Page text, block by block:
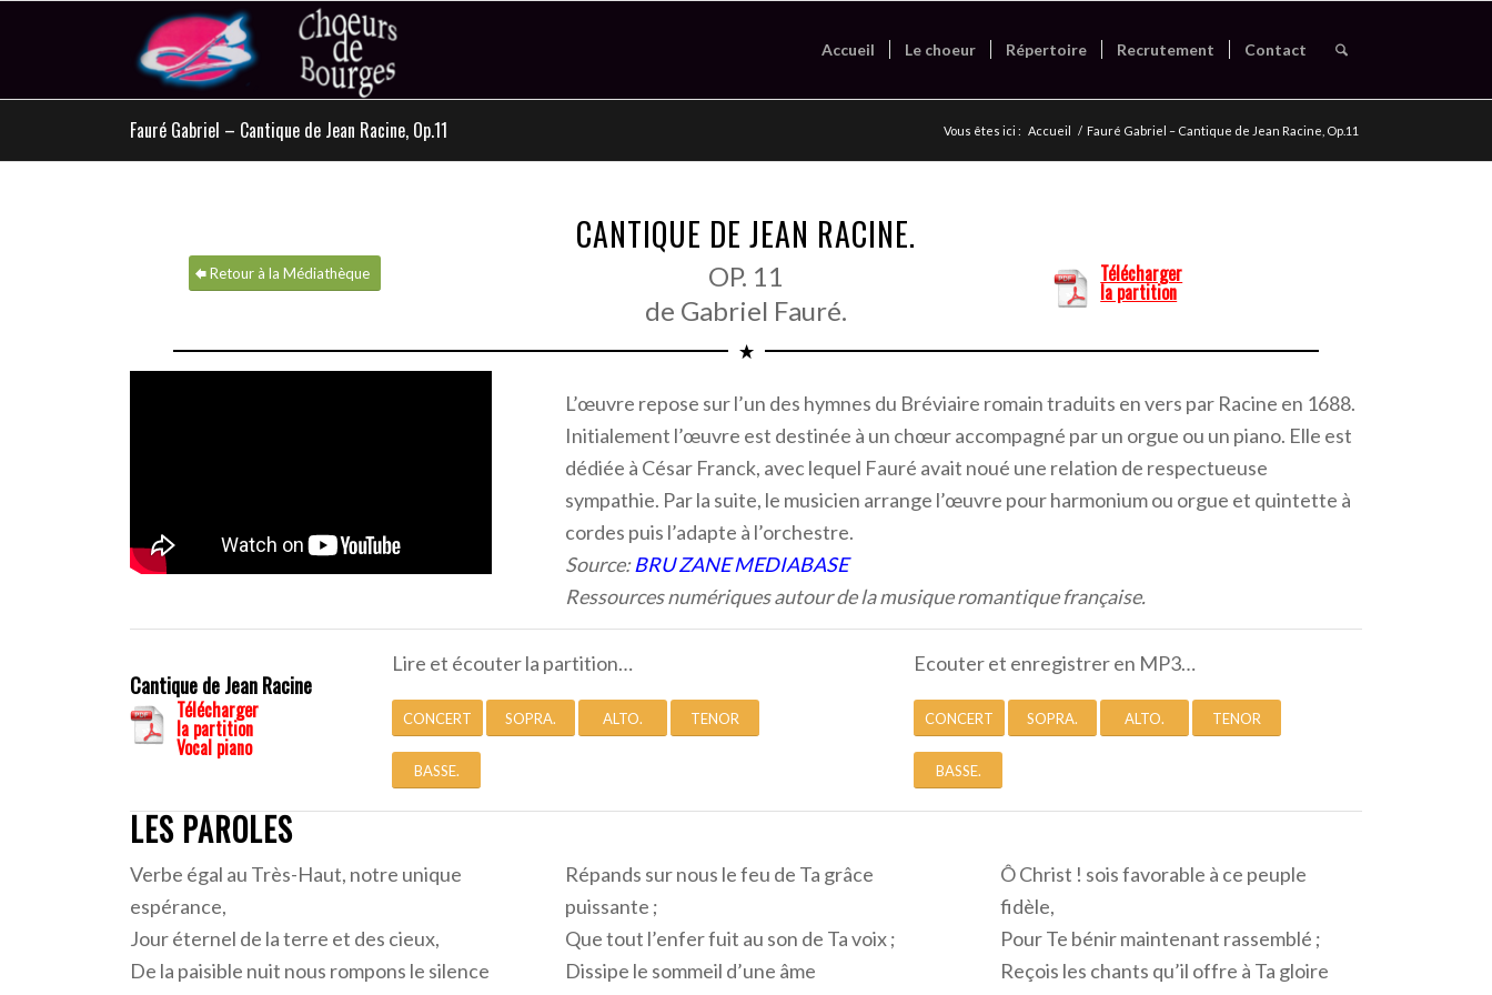
Accueil Le choeur Répertoire Recrutement Contact
Fauré Gabriel – Cantique de Jean Racine, Op.11 Vous êtes ici : Accueil / Fauré Gabriel – Cantique de Jean Racine, Op.11
Retour à la Médiathèque
CANTIQUE DE JEAN RACINE.
OP. 11
de Gabriel Fauré.
Télécharger
la partition
L’œuvre repose sur l’un des hymnes du Bréviaire romain traduits en vers par Racine en 1688.
Initialement l’œuvre est destinée à un chœur accompagné par un orgue ou un piano. Elle est
dédiée à César Franck, avec lequel Fauré avait noué une relation de respectueuse
sympathie. Par la suite, le musicien arrange l’œuvre pour harmonium ou orgue et quintette à
cordes puis l’adapte à l’orchestre.
Source:BRU ZANE MEDIABASE
Ressources numériques autour de la musique romantique française.
Cantique de Jean Racine
Télécharger
la partition
Vocal piano
Lire et écouter la partition…
CONCERT SOPRA. ALTO. TENOR
BASSE.
Ecouter et enregistrer en MP3…
CONCERT SOPRA. ALTO. TENOR
BASSE.
LES PAROLES
Verbe égal au Très-Haut, notre unique
espérance,
Jour éternel de la terre et des cieux,
De la paisible nuit nous rompons le silence
Répands sur nous le feu de Ta grâce
puissante ;
Que tout l’enfer fuit au son de Ta voix ;
Dissipe le sommeil d’une âme
Ô Christ ! sois favorable à ce peuple
fidèle,
Pour Te bénir maintenant rassemblé ;
Reçois les chants qu’il offre à Ta gloire